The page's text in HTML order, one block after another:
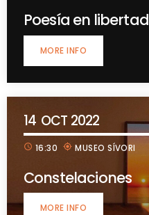
Poesía en libertad
MORE INFO
14 OCT 2022
schedule 16:30 my_location MUSEO SÍVORI
Constelaciones
MORE INFO